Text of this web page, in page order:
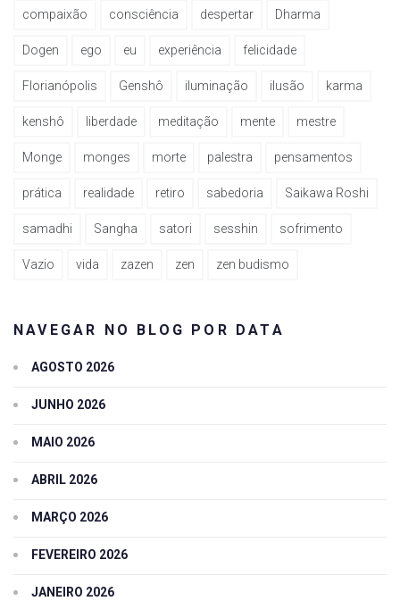
compaixão consciência despertar Dharma
Dogen ego eu experiência felicidade
Florianópolis Genshô iluminação ilusão karma
kenshô liberdade meditação mente mestre
Monge monges morte palestra pensamentos
prática realidade retiro sabedoria Saikawa Roshi
samadhi Sangha satori sesshin sofrimento
Vazio vida zazen zen zen budismo
NAVEGAR NO BLOG POR DATA
AGOSTO 2026
JUNHO 2026
MAIO 2026
ABRIL 2026
MARÇO 2026
FEVEREIRO 2026
JANEIRO 2026